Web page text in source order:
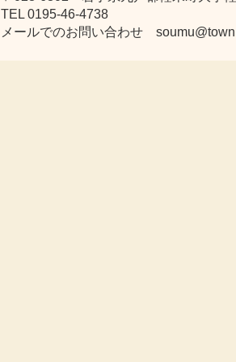
TEL 0195-46-4738
メールでのお問い合わせ